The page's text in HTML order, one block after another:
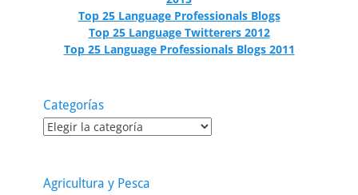
Top 25 Language Professionals Blogs
Top 25 Language Twitterers 2012
Top 25 Language Professionals Blogs 2011
Categorías
Categorías
Agricultura y Pesca